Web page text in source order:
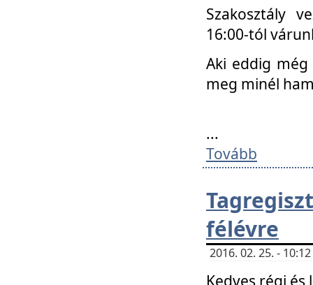
Szakosztály
16:00-tól
Aki eddig
meg minél
...
Tovább
félévre
2016. 02. 25. -
Kedves régi